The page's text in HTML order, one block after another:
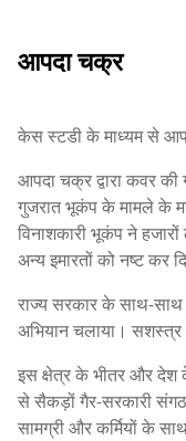
आपदा चक्र
केस स्टडी के माध्यम से
आपदा चक्र द्वारा कवर
गुजरात भूकंप के मामले के
विनाशकारी भूकंप ने
अन्य इमारतों को नष्ट कर
राज्य सरकार के साथ-साथ
अभियान चलाया। सशस्त्र
इस क्षेत्र के भीतर और देश
से सैकड़ों गैर-सरकारी
सामग्री और कर्मियों के